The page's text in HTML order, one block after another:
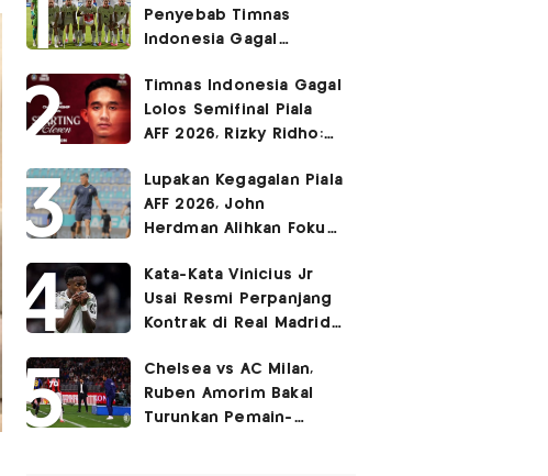
Penyebab Timnas
Indonesia Gagal
Piala AFF 2026
Timnas Indonesia Gagal
Lolos Semifinal Piala
AFF 2026, Rizky Ridho:
Lupakan Kegagalan Piala
AFF 2026, John
Herdman Alihkan Fokus
FIFA ASEAN Cup
Kata-Kata Vinicius Jr
Usai Resmi Perpanjang
Kontrak di Real Madrid
Chelsea vs AC Milan,
Ruben Amorim Bakal
Turunkan Pemain-